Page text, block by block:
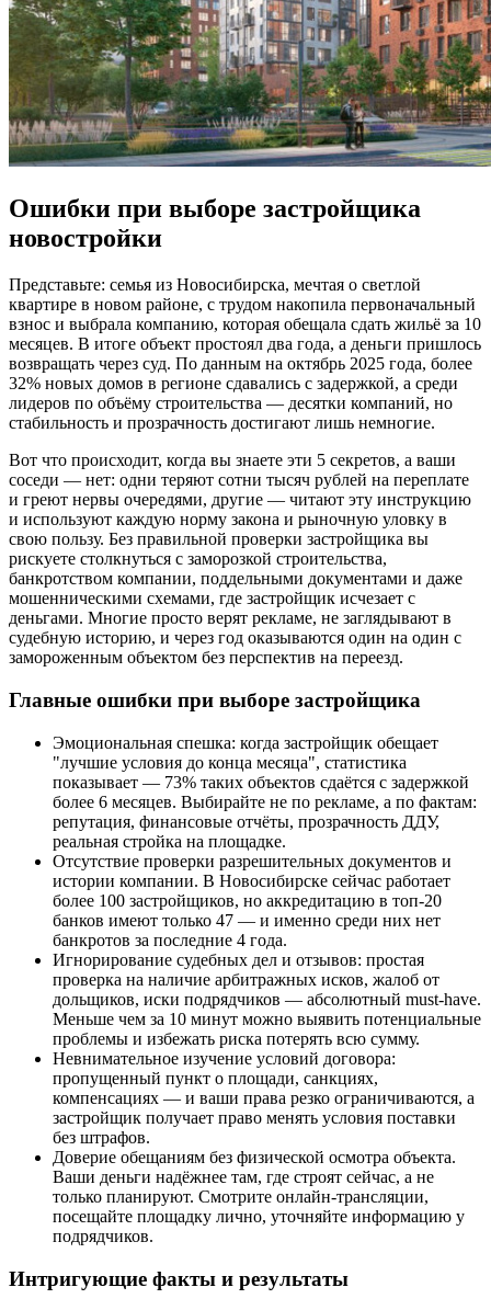
Ошибки при выборе застройщика
новостройки
Представьте: семья из Новосибирска, мечтая о светлой
квартире в новом районе, с трудом накопила первоначальный
взнос и выбрала компанию, которая обещала сдать жильё за 10
месяцев. В итоге объект простоял два года, а деньги пришлось
возвращать через суд. По данным на октябрь 2025 года, более
32% новых домов в регионе сдавались с задержкой, а среди
лидеров по объёму строительства — десятки компаний, но
стабильность и прозрачность достигают лишь немногие.
Вот что происходит, когда вы знаете эти 5 секретов, а ваши
соседи — нет: одни теряют сотни тысяч рублей на переплате
и греют нервы очередями, другие — читают эту инструкцию
и используют каждую норму закона и рыночную уловку в
свою пользу. Без правильной проверки застройщика вы
рискуете столкнуться с заморозкой строительства,
банкротством компании, поддельными документами и даже
мошенническими схемами, где застройщик исчезает с
деньгами. Многие просто верят рекламе, не заглядывают в
судебную историю, и через год оказываются один на один с
замороженным объектом без перспектив на переезд.
Главные ошибки при выборе застройщика
Эмоциональная спешка: когда застройщик обещает
"лучшие условия до конца месяца", статистика
показывает — 73% таких объектов сдаётся с задержкой
более 6 месяцев. Выбирайте не по рекламе, а по фактам:
репутация, финансовые отчёты, прозрачность ДДУ,
реальная стройка на площадке.
Отсутствие проверки разрешительных документов и
истории компании. В Новосибирске сейчас работает
более 100 застройщиков, но аккредитацию в топ-20
банков имеют только 47 — и именно среди них нет
банкротов за последние 4 года.
Игнорирование судебных дел и отзывов: простая
проверка на наличие арбитражных исков, жалоб от
дольщиков, иски подрядчиков — абсолютный must-have.
Меньше чем за 10 минут можно выявить потенциальные
проблемы и избежать риска потерять всю сумму.
Невнимательное изучение условий договора:
пропущенный пункт о площади, санкциях,
компенсациях — и ваши права резко ограничиваются, а
застройщик получает право менять условия поставки
без штрафов.
Доверие обещаниям без физической осмотра объекта.
Ваши деньги надёжнее там, где строят сейчас, а не
только планируют. Смотрите онлайн-трансляции,
посещайте площадку лично, уточняйте информацию у
подрядчиков.
Интригующие факты и результаты